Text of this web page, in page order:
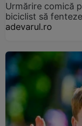
Urmărire comică
biciclist să
adevarul.ro